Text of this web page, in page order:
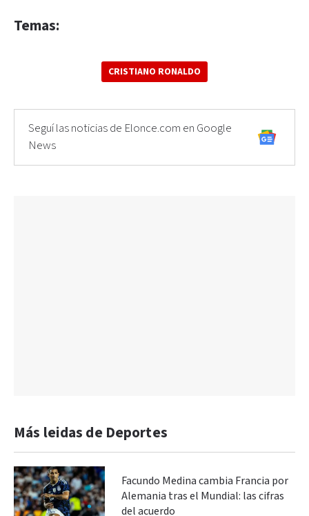
Temas:
CRISTIANO RONALDO
Seguí las noticias de Elonce.com en Google
News
Más leidas de Deportes
Facundo Medina cambia Francia por
Alemania tras el Mundial: las cifras
del acuerdo